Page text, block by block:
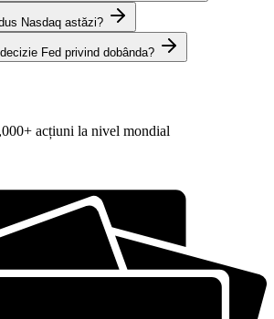
Nasdaq astăzi?
Fed privind dobânda?
acțiuni la nivel mondial